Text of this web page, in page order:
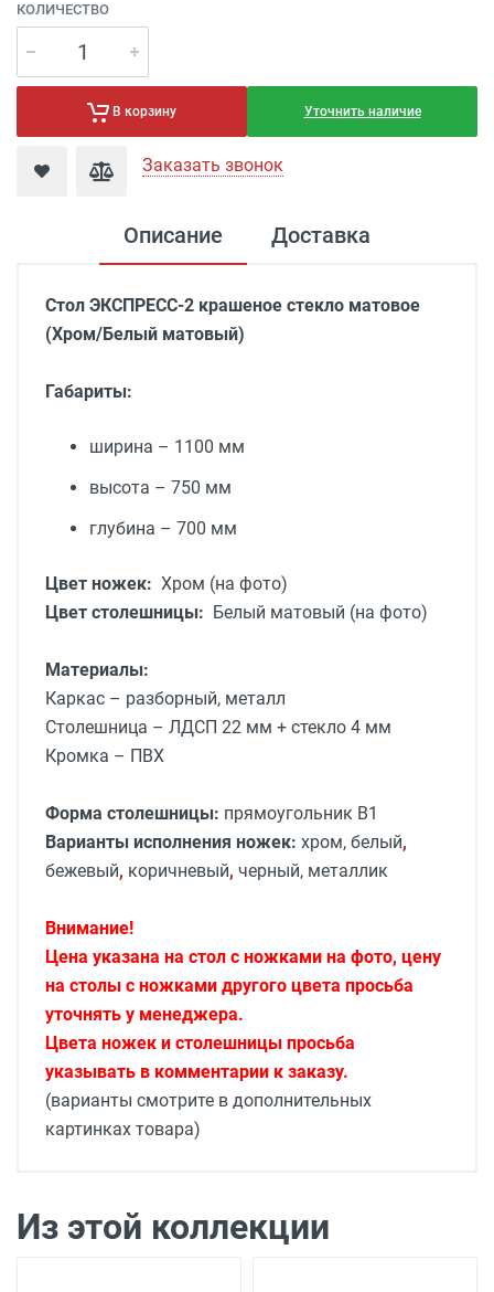
КОЛИЧЕСТВО
В корзину Уточнить наличие
Заказать звонок
Описание Доставка
Стол ЭКСПРЕСС-2 крашеное стекло матовое
(Хром/Белый матовый)
Габариты:
ширина – 1100 мм
высота – 750 мм
глубина – 700 мм
Цвет ножек: Хром (на фото)
Цвет столешницы: Белый матовый (на фото)
Материалы:
Каркас – разборный, металл
Столешница – ЛДСП 22 мм + стекло 4 мм
Кромка – ПВХ
Форма столешницы: прямоугольник В1
Варианты исполнения ножек: хром, белый,
бежевый, коричневый, черный, металлик
Внимание!
Цена указана на стол с ножками на фото, цену
на столы с ножками другого цвета просьба
уточнять у менеджера.
Цвета ножек и столешницы просьба
указывать в комментарии к заказу.
(варианты смотрите в дополнительных
картинках товара)
подъезда подробней
Доставка г. Калуга 800 рублей - до
Из этой коллекции